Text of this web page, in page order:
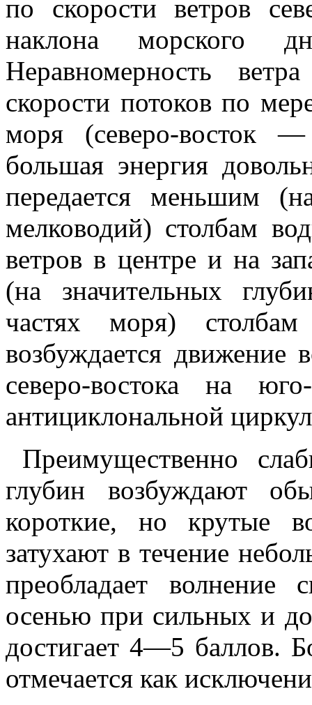
по скорости ветров
наклона морского
Неравномерность
скорости потоков по
моря (северо-восток
большая энергия
передается меньшим
мелководий) столбам
ветров в центре и на
(на значительных
частях моря)
возбуждается
северо-востока на
антициклональной
Преимущественно
глубин возбуждают
короткие, но крутые
затухают в течение
преобладает
осенью при сильных и
достигает 4—5 баллов.
отмечается как